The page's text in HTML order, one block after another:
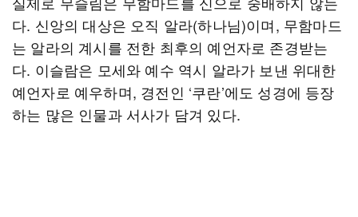
다. 신앙의 대상은 오직 알라(하나님)이며, 무함마드
는 알라의 계시를 전한 최후의 예언자로 존경받는
다. 이슬람은 모세와 예수 역시 알라가 보낸 위대한
예언자로 예우하며, 경전인 ‘쿠란’에도 성경에 등장
하는 많은 인물과 서사가 담겨 있다.